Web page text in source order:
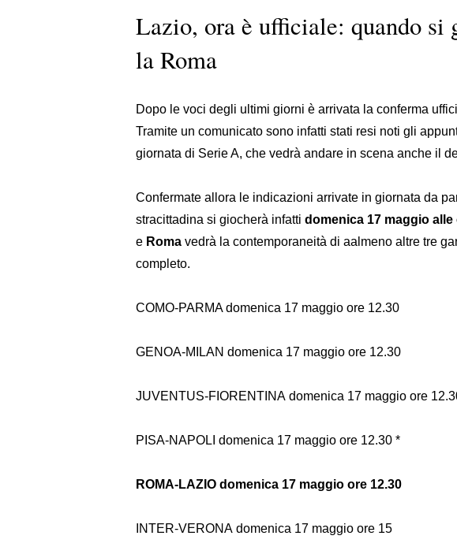
Lazio, ora è ufficiale: quando si
la Roma
Dopo le voci degli ultimi giorni è arrivata la conferma
Tramite un comunicato sono infatti stati resi noti gli
giornata di Serie A, che vedrà andare in scena anche il
Confermate allora le indicazioni arrivate in giornata da
stracittadina si giocherà infatti domenica 17 maggio alle
e Roma vedrà la contemporaneità di aalmeno altre tre
completo.
COMO-PARMA domenica 17 maggio ore 12.30
GENOA-MILAN domenica 17 maggio ore 12.30
JUVENTUS-FIORENTINA domenica 17 maggio ore
PISA-NAPOLI domenica 17 maggio ore 12.30 *
ROMA-LAZIO domenica 17 maggio ore 12.30
INTER-VERONA domenica 17 maggio ore 15